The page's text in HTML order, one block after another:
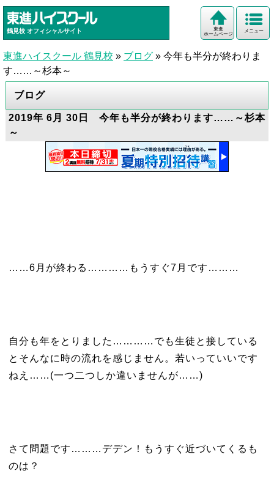
鶴見校 オフィシャルサイト メニュー
東進
ホームページ
東進ハイスクール 鶴見校 » ブログ » 今年も半分が終わりま
す……～杉本～
ブログ
2019年 6月 30日 今年も半分が終わります……～杉本
～
……6月が終わる…………もうすぐ7月です………
自分も年をとりました…………でも生徒と接している
とそんなに時の流れを感じません。若いっていいです
ねえ……(一つ二つしか違いませんが……)
さて問題です………デデン！もうすぐ近づいてくるも
のは？